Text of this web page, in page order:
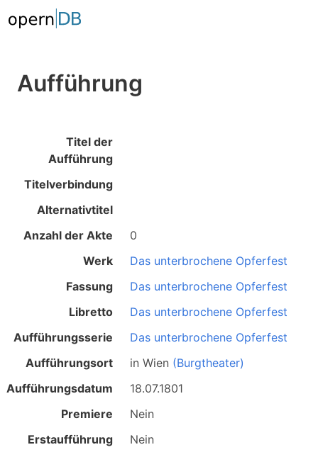
Aufführung
Titel der
Aufführung
Titelverbindung
Alternativtitel
Anzahl der Akte
0
Werk
Das unterbrochene Opferfest
Fassung
Das unterbrochene Opferfest
Libretto
Das unterbrochene Opferfest
Aufführungsserie
Das unterbrochene Opferfest
Aufführungsort
inWien (Burgtheater)
Aufführungsdatum
18.07.1801
Premiere
Nein
Erstaufführung
Nein